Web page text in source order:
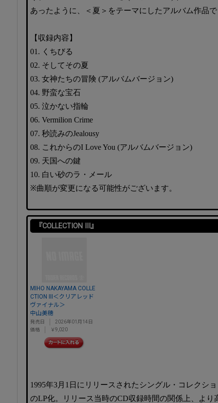
あったように、＜夏＞をテーマにしたアルバム作品
【収録内容】
01. くちびる
02. そしてその夏
03. 女神たちの冒険 (アルバムバージョン)
04. 野蛮な宝石
05. 泣かない指輪
06. Vermilion Crime
07. 秒読みのJealousy
08. これからのI Love You (アルバムバージョン)
09. 天国への鍵
10. 白い砂のラ・メール
※曲順が変更になる可能性がございます。
『COLLECTION III』
MIHO NAKAYAMA COLLE
CTION III＜クリアレッド
ヴァイナル＞
中山美穂
発売日
2026年01月14日
価格
￥9,020
1995年3月1日にリリースされたシングル・コレクシ
のLP化。リリース当時のCD収録時間の関係上、より